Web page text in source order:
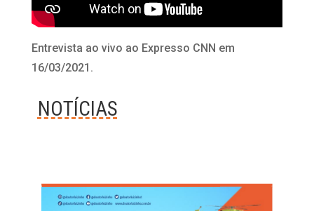
Entrevista ao vivo ao Expresso CNN em
16/03/2021.
NOTÍCIAS